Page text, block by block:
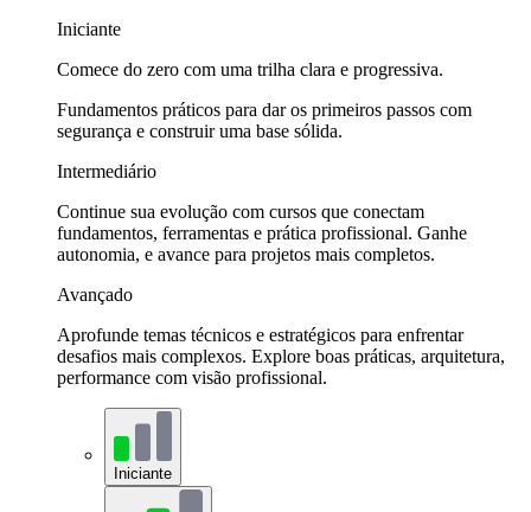
Iniciante
Comece do zero com uma trilha clara e progressiva.
Fundamentos práticos para dar os primeiros passos com
segurança e construir uma base sólida.
Intermediário
Continue sua evolução com cursos que conectam
fundamentos, ferramentas e prática profissional. Ganhe
autonomia, e avance para projetos mais completos.
Avançado
Aprofunde temas técnicos e estratégicos para enfrentar
desafios mais complexos. Explore boas práticas, arquitetura,
performance com visão profissional.
Iniciante